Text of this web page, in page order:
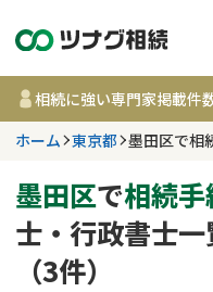
相続に強い専門家掲載件
ホーム 東京都 墨田区で相
墨田区で相続手
士・行政書士一
（3件）